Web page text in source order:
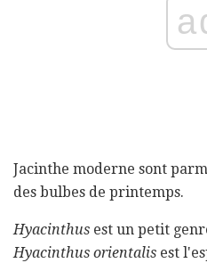
Jacinthe moderne sont
des bulbes de printemps.
Hyacinthus est un petit
Hyacinthus orientalis est